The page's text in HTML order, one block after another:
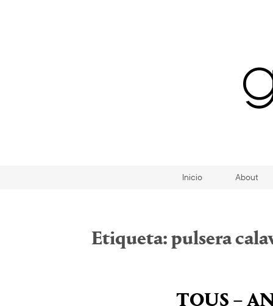
Inicio About
Etiqueta: pulsera
TOUS –